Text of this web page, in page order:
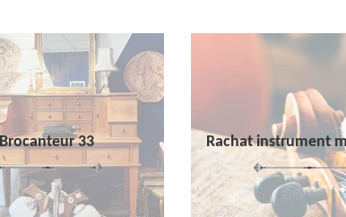
Brocanteur 33 Rachat instrument